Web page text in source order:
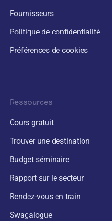
Fournisseurs
Politique de confidentialité
Préférences de cookies
Ressources
Cours gratuit
Trouver une destination
Budget séminaire
Rapport sur le secteur
Rendez-vous en train
Swagalogue